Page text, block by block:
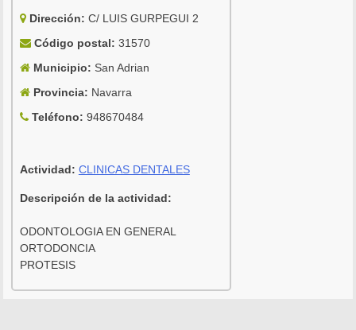
Dirección: C/ LUIS GURPEGUI 2
Código postal: 31570
Municipio: San Adrian
Provincia: Navarra
Teléfono: 948670484
Actividad: CLINICAS DENTALES
Descripción de la actividad:
ODONTOLOGIA EN GENERAL
ORTODONCIA
PROTESIS